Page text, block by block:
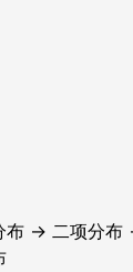
-> 二项分布